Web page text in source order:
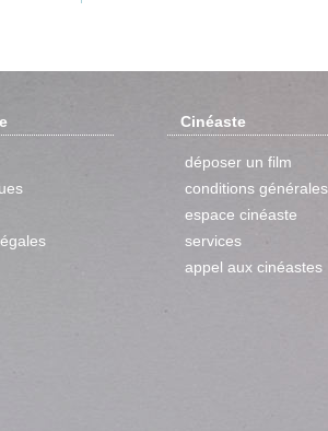
Cinéaste
déposer un film
conditions générales
espace cinéaste
services
appel aux cinéastes